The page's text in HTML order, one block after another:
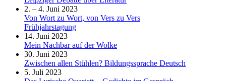
2. – 4. Juni 2023
Von Wort zu Wort, von Vers zu Vers
Frühjahrstagung
14. Juni 2023
Mein Nachbar auf der Wolke
30. Juni 2023
Zwischen allen Stühlen? Bildungssprache Deutsch
5. Juli 2023